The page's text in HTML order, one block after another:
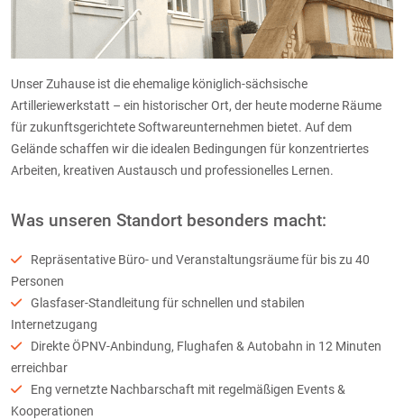
Unser Zuhause ist die ehemalige königlich-sächsische
Artilleriewerkstatt – ein historischer Ort, der heute moderne Räume
für zukunftsgerichtete Softwareunternehmen bietet. Auf dem
Gelände schaffen wir die idealen Bedingungen für konzentriertes
Arbeiten, kreativen Austausch und professionelles Lernen.
Was unseren Standort besonders macht:
Repräsentative Büro- und Veranstaltungsräume für bis zu 40
Personen
Glasfaser-Standleitung für schnellen und stabilen
Internetzugang
Direkte ÖPNV-Anbindung, Flughafen & Autobahn in 12 Minuten
erreichbar
Eng vernetzte Nachbarschaft mit regelmäßigen Events &
Kooperationen